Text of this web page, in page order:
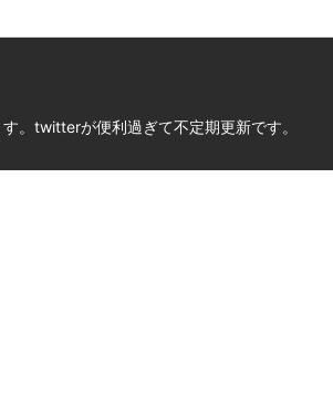
。twitterが便利過ぎて不定期更新です。